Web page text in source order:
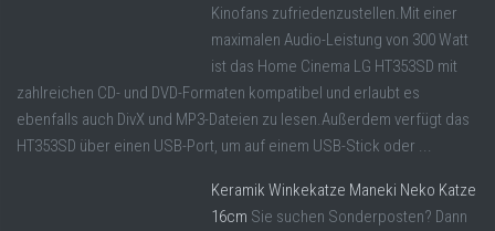
Kinofans zufriedenzustellen.Mit einer
maximalen Audio-Leistung von 300 Watt
ist das Home Cinema LG HT353SD mit
zahlreichen CD- und DVD-Formaten kompatibel und erlaubt es
ebenfalls auch DivX und MP3-Dateien zu lesen.Außerdem verfügt das
HT353SD über einen USB-Port, um auf einem USB-Stick oder ...
Keramik Winkekatze Maneki Neko Katze
16cm Sie suchen Sonderposten? Dann